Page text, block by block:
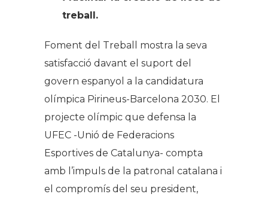
treball.
Foment del Treball mostra la seva
satisfacció davant el suport del
govern espanyol a la candidatura
olímpica Pirineus-Barcelona 2030. El
projecte olímpic que defensa la
UFEC -Unió de Federacions
Esportives de Catalunya- compta
amb l’impuls de la patronal catalana i
el compromís del seu president,